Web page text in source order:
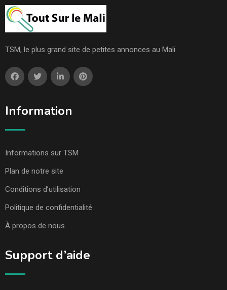
TSM, le plus grand site de petites annonces au Mali.
Information
Informations sur TSM
Plan de notre site
Conditions d’utilisation
Politique de confidentialité
À propos de nous
Support d’aide